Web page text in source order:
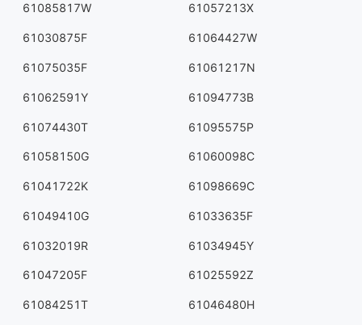
61085817W 61057213X
61030875F 61064427W
61075035F 61061217N
61062591Y 61094773B
61074430T 61095575P
61058150G 61060098C
61041722K 61098669C
61049410G 61033635F
61032019R 61034945Y
61047205F 61025592Z
61084251T 61046480H